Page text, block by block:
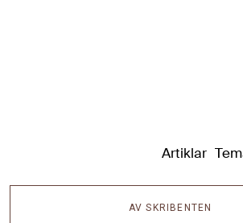
Artiklar
AV SKRIBENTEN